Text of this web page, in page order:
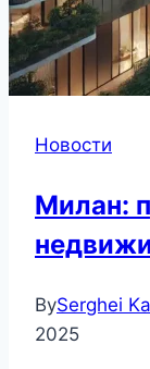
Новости
Милан:
BySerghei
2025